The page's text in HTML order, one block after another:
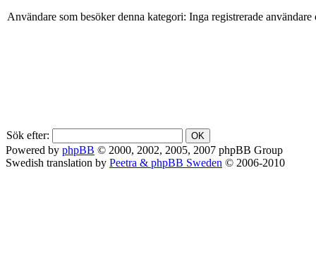
Användare som besöker denna kategori: Inga registrerade användare
Sök efter:
Powered by phpBB © 2000, 2002, 2005, 2007 phpBB Group
Swedish translation by Peetra & phpBB Sweden © 2006-2010